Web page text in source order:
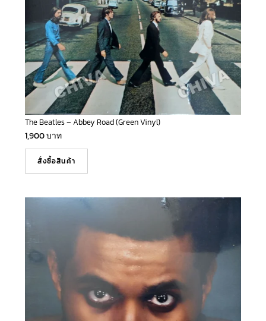
The Beatles – Abbey Road (Green Vinyl)
1,900บาท
สั่งซื้อสินค้า